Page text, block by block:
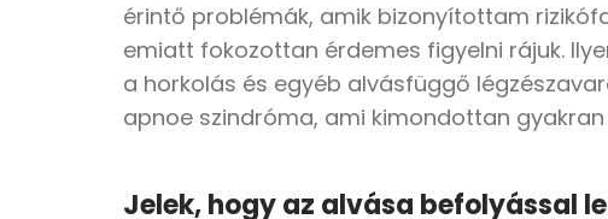
érintő problémák, amik bizonyítottam
emiatt fokozottan érdemes figyelni rájuk.
a horkolás és egyéb alvásfüggő
apnoe szindróma, ami kimondottan
Jelek, hogy az alvása befolyással